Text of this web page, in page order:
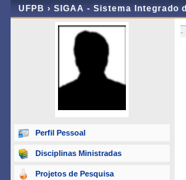
UFPB › SIGAA - Sistema Integrado
Perfil Pessoal
Disciplinas Ministradas
Projetos de Pesquisa
-